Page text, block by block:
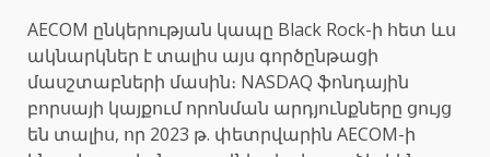
AECOM ընկերության կապը Black Rock-ի հետ ևս
ակնարկներ է տալիս այս գործընթացի
մասշտաբների մասին։ NASDAQ ֆոնդային
բորսայի կայքում որոնման արդյունքները ցույց
են տալիս, որ 2023 թ. փետրվարին AECOM-ի